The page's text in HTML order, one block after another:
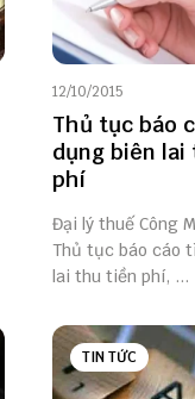
12/10/2015
Thủ tục báo
dụng biên
phí
Đại lý thuế Công
Thủ tục báo cáo
lai thu tiền phí, ...
TIN TỨC